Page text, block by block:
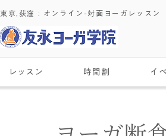
東京,荻窪 : ​オンライン-対面ヨーガレッスン
レッスン 時間割 イ